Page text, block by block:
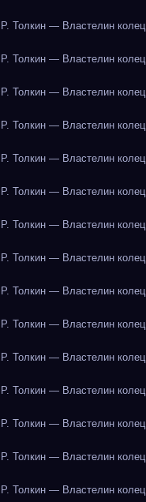
Толкин — Властелин колец
Толкин — Властелин колец
Толкин — Властелин колец
Толкин — Властелин колец
Толкин — Властелин колец
Толкин — Властелин колец
Толкин — Властелин колец
Толкин — Властелин колец
Толкин — Властелин колец
Толкин — Властелин колец
Толкин — Властелин колец
Толкин — Властелин колец
Толкин — Властелин колец
Толкин — Властелин колец
Толкин — Властелин колец